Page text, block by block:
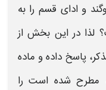
و ادای قسم را به
لذا در این بخش از
پاسخ داده و ماده
مطرح شده است را